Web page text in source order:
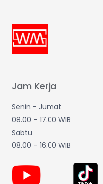
Jam Kerja
Senin - Jumat
08.00 – 17.00 WIB
Sabtu
08.00 – 16.00 WIB